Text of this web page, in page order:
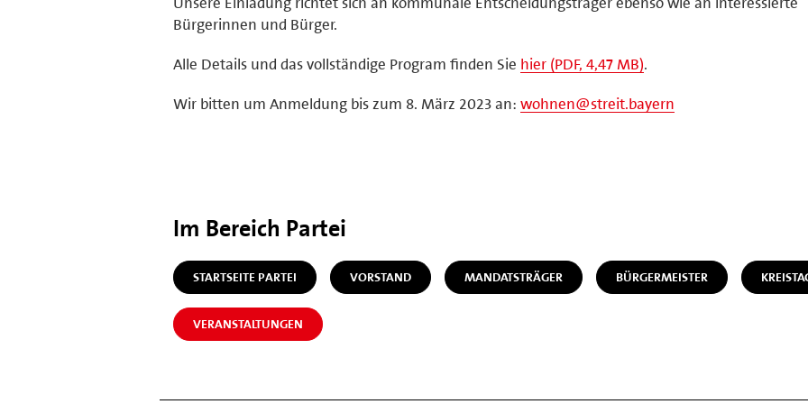
Bürgerinnen und Bürger.
Alle Details und das vollständige Program finden Sie hier (PDF, 4,47 MB).
Wir bitten um Anmeldung bis zum 8. März 2023 an: wohnen@streit.bayern
Im Bereich Partei
STARTSEITE PARTEI VORSTAND MANDATSTRÄGER BÜRGERMEISTER
VERANSTALTUNGEN